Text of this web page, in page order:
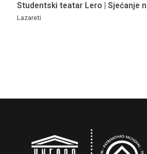
Studentski teatar Lero | Sjećanje
Lazareti